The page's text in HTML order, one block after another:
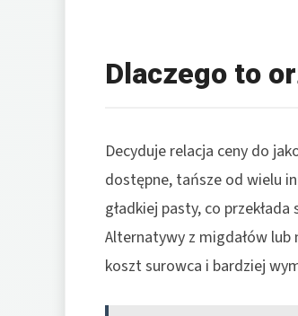
Dlaczego to
Decyduje relacja ceny do
dostępne, tańsze od wielu
gładkiej pasty, co
Alternatywy z migdałów
koszt surowca i bardziej